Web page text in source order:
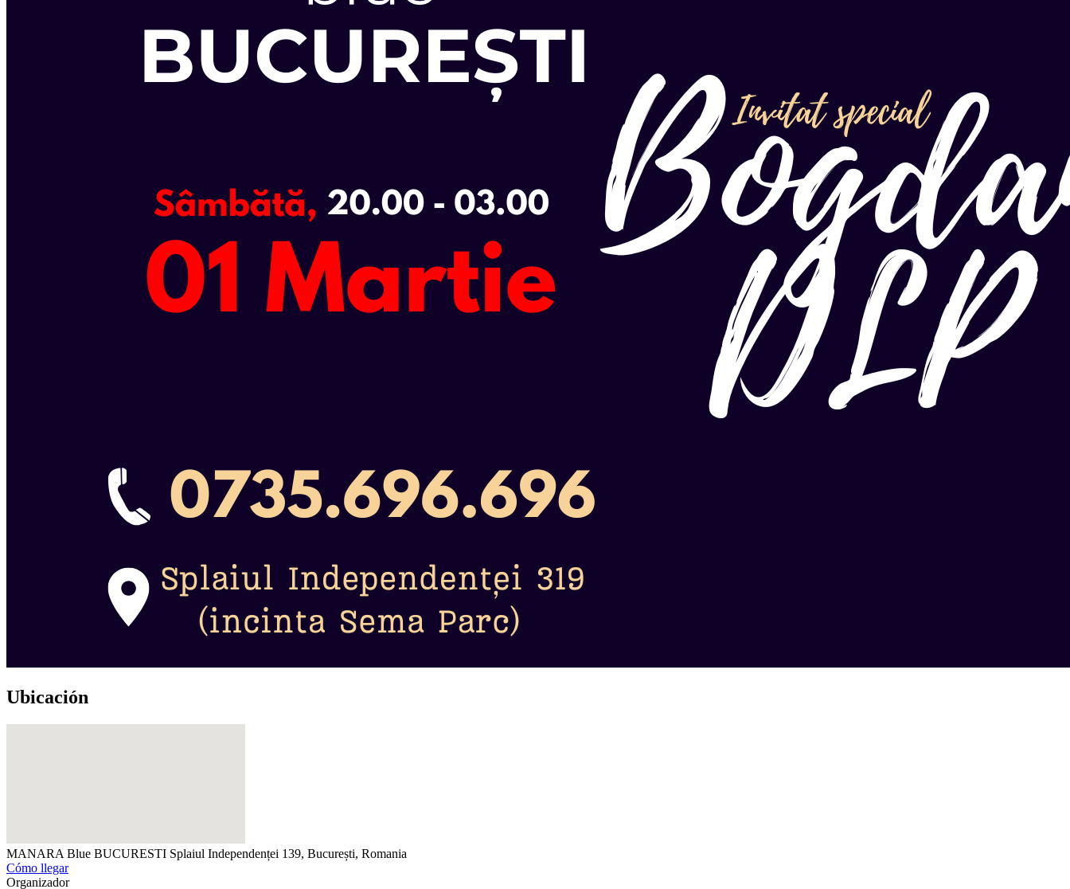
Ubicación
MANARA Blue BUCURESTI Splaiul Independenței 139, București, Romania
Cómo llegar
Organizador